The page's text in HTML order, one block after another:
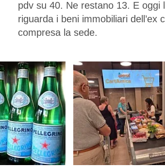
pdv su 40. Ne restano 13. E oggi
riguarda i beni immobiliari dell’ex
compresa la sede.